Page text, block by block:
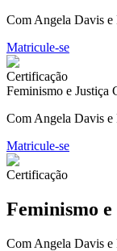
Com Angela Davis e
Matricule-se
Certificação
Feminismo e Justiça
Com Angela Davis e
Matricule-se
Certificação
Feminismo
Com Angela Davis e